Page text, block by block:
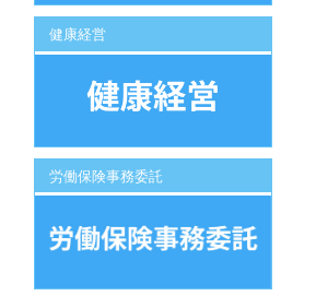
健康経営
労働保険事務委託